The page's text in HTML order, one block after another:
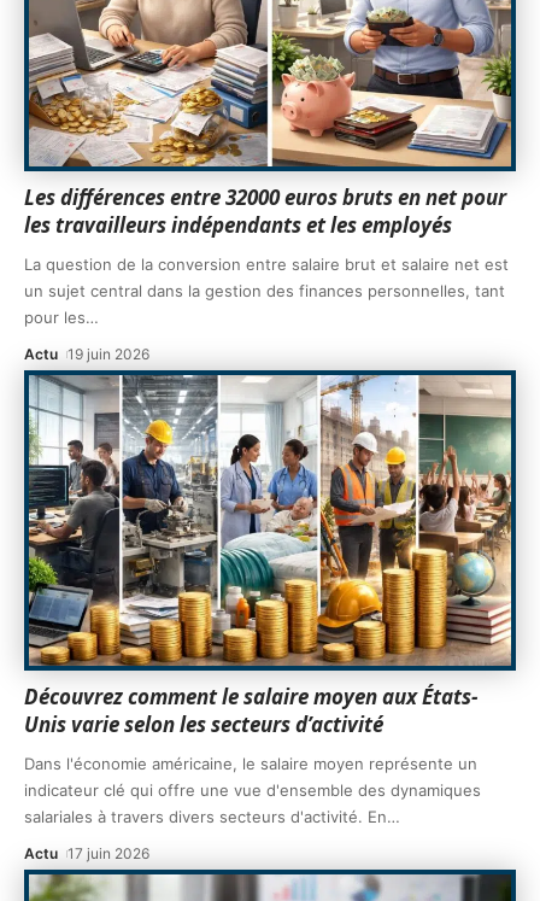
Les différences entre 32000 euros bruts en net pour
les travailleurs indépendants et les employés
La question de la conversion entre salaire brut et salaire net est
un sujet central dans la gestion des finances personnelles, tant
pour les…
Actu 19 juin 2026
Découvrez comment le salaire moyen aux États-
Unis varie selon les secteurs d’activité
Dans l'économie américaine, le salaire moyen représente un
indicateur clé qui offre une vue d'ensemble des dynamiques
salariales à travers divers secteurs d'activité. En…
Actu 17 juin 2026